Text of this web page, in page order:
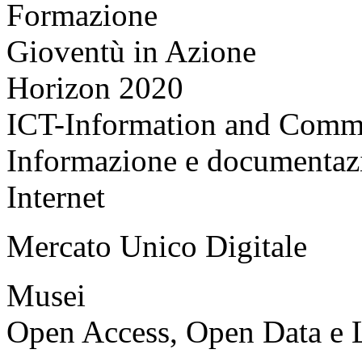
Formazione
Gioventù in Azione
Horizon 2020
ICT-Information and
Informazione e
Internet
Mercato Unico Digitale
Musei
Open Access, Open Data e